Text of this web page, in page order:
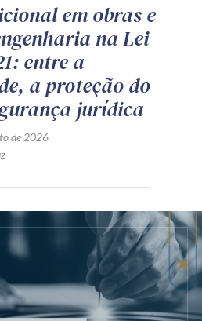
em obras e
na Lei
entre a
a proteção do
jurídica
de 2026